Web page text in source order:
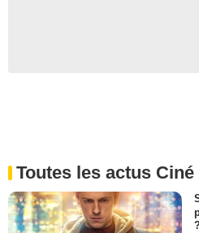
Toutes les actus